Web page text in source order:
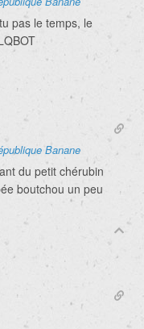
pas le temps, le
Banane
du petit chérubin
boutchou un peu